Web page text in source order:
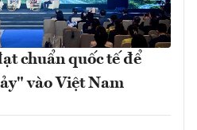
chuẩn quốc tế để
vào Việt Nam